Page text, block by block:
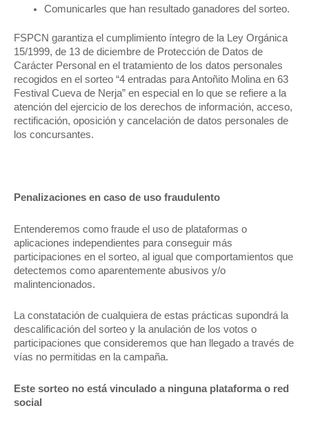
Comunicarles que han resultado ganadores del sorteo.
FSPCN garantiza el cumplimiento íntegro de la Ley Orgánica
15/1999, de 13 de diciembre de Protección de Datos de
Carácter Personal en el tratamiento de los datos personales
recogidos en el sorteo “4 entradas para Antoñito Molina en 63
Festival Cueva de Nerja” en especial en lo que se refiere a la
atención del ejercicio de los derechos de información, acceso,
rectificación, oposición y cancelación de datos personales de
los concursantes.
Penalizaciones en caso de uso fraudulento
Entenderemos como fraude el uso de plataformas o
aplicaciones independientes para conseguir más
participaciones en el sorteo, al igual que comportamientos que
detectemos como aparentemente abusivos y/o
malintencionados.
La constatación de cualquiera de estas prácticas supondrá la
descalificación del sorteo y la anulación de los votos o
participaciones que consideremos que han llegado a través de
vías no permitidas en la campaña.
Este sorteo no está vinculado a ninguna plataforma o red
social